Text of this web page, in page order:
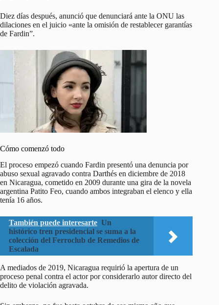
Diez días después, anunció que denunciará ante la ONU las
dilaciones en el juicio «ante la omisión de restablecer garantías
de Fardin”.
Cómo comenzó todo
El proceso empezó cuando Fardin presentó una denuncia por
abuso sexual agravado contra Darthés en diciembre de 2018
en Nicaragua, cometido en 2009 durante una gira de la novela
argentina Patito Feo, cuando ambos integraban el elenco y ella
tenía 16 años.
También puede interesarte Un
histórico tren presidencial se suma a la
colección del Ferroclub de Remedios de
Escalada
A mediados de 2019, Nicaragua requirió la apertura de un
proceso penal contra el actor por considerarlo autor directo del
delito de violación agravada.